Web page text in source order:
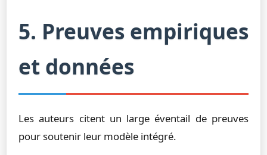
5. Preuves empiriques
et données
Les auteurs citent un large éventail de preuves
pour soutenir leur modèle intégré.